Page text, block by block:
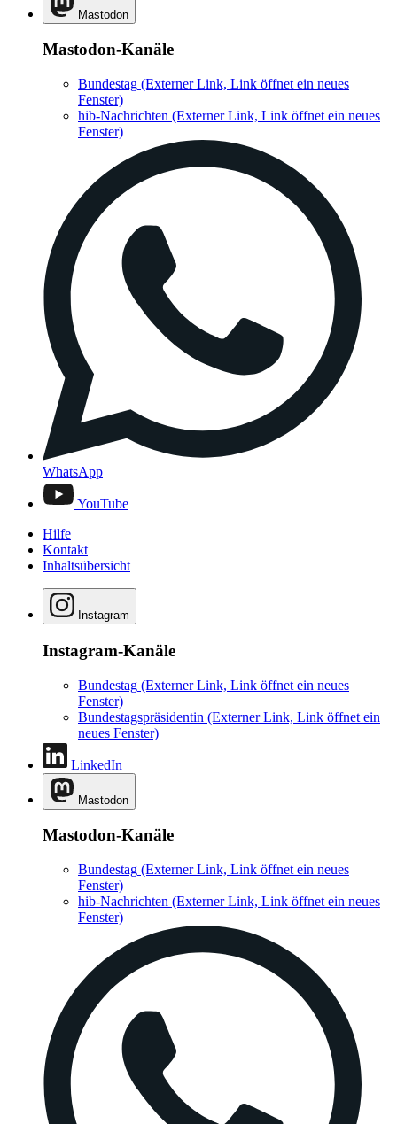
Mastodon
Mastodon-Kanäle
Bundestag (Externer Link, Link öffnet ein neues
Fenster)
hib-Nachrichten (Externer Link, Link öffnet ein neues
Fenster)
WhatsApp
YouTube
Hilfe
Kontakt
Inhaltsübersicht
Instagram
Instagram-Kanäle
Bundestag (Externer Link, Link öffnet ein neues
Fenster)
Bundestagspräsidentin (Externer Link, Link öffnet ein
neues Fenster)
LinkedIn
Mastodon
Mastodon-Kanäle
Bundestag (Externer Link, Link öffnet ein neues
Fenster)
hib-Nachrichten (Externer Link, Link öffnet ein neues
Fenster)